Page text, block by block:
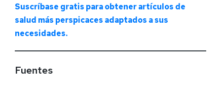
Suscríbase gratis para obtener artículos de
salud más perspicaces adaptados a sus
necesidades.
Fuentes